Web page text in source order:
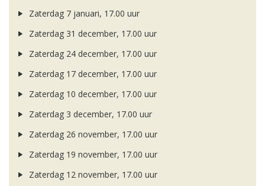
Zaterdag 7 januari, 17.00 uur
Zaterdag 31 december, 17.00 uur
Zaterdag 24 december, 17.00 uur
Zaterdag 17 december, 17.00 uur
Zaterdag 10 december, 17.00 uur
Zaterdag 3 december, 17.00 uur
Zaterdag 26 november, 17.00 uur
Zaterdag 19 november, 17.00 uur
Zaterdag 12 november, 17.00 uur